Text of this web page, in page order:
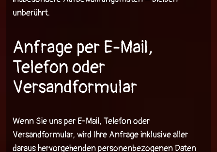
unberührt.
Anfrage per E-Mail,
Telefon oder
Versandformular
Wenn Sie uns per E-Mail, Telefon oder
Versandformular, wird Ihre Anfrage inklusive aller
daraus hervorgehenden personenbezogenen Daten